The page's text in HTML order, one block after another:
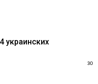
украинских
30